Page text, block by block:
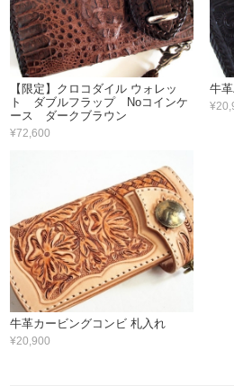
【限定】クロコダイル ウォレッ
ト ダブルフラップ Noコインケ
ース ダークブラウン
¥72,600
牛
牛革カービングコンビ 札入れ
¥20,900